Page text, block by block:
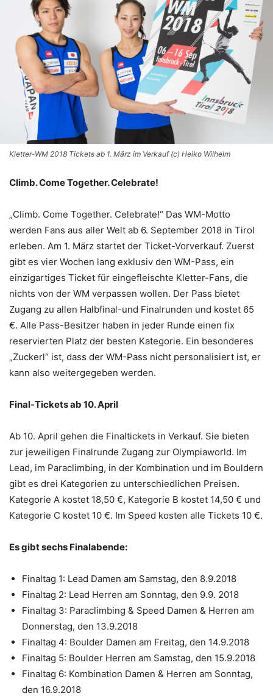
Kletter-WM 2018 Tickets ab 1. März im Verkauf (c) Heiko Wilhelm
Climb. Come Together. Celebrate!
„Climb. Come Together. Celebrate!“ Das WM-Motto
werden Fans aus aller Welt ab 6. September 2018 in Tirol
erleben. Am 1. März startet der Ticket-Vorverkauf. Zuerst
gibt es vier Wochen lang exklusiv den WM-Pass, ein
einzigartiges Ticket für eingefleischte Kletter-Fans, die
nichts von der WM verpassen wollen. Der Pass bietet
Zugang zu allen Halbfinal-und Finalrunden und kostet 65
€. Alle Pass-Besitzer haben in jeder Runde einen fix
reservierten Platz der besten Kategorie. Ein besonderes
„Zuckerl“ ist, dass der WM-Pass nicht personalisiert ist, er
kann also weitergegeben werden.
Final-Tickets ab 10. April
Ab 10. April gehen die Finaltickets in Verkauf. Sie bieten
zur jeweiligen Finalrunde Zugang zur Olympiaworld. Im
Lead, im Paraclimbing, in der Kombination und im Bouldern
gibt es drei Kategorien zu unterschiedlichen Preisen.
Kategorie A kostet 18,50 €, Kategorie B kostet 14,50 € und
Kategorie C kostet 10 €. Im Speed kosten alle Tickets 10 €.
Es gibt sechs Finalabende:
Finaltag 1: Lead Damen am Samstag, den 8.9.2018
Finaltag 2: Lead Herren am Sonntag, den 9.9. 2018
Finaltag 3: Paraclimbing & Speed Damen & Herren am
Donnerstag, den 13.9.2018
Finaltag 4: Boulder Damen am Freitag, den 14.9.2018
Finaltag 5: Boulder Herren am Samstag, den 15.9.2018
Finaltag 6: Kombination Damen & Herren am Sonntag,
den 16.9.2018